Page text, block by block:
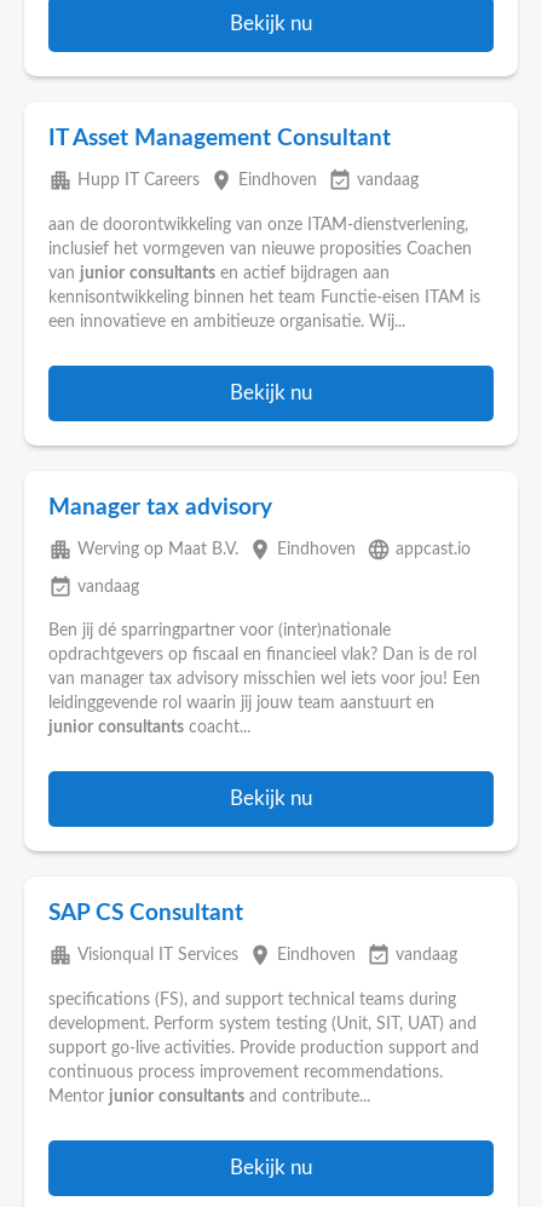
Bekijk nu
IT Asset Management Consultant
apartment Hupp IT Careers place Eindhoven event_available vandaag
aan de doorontwikkeling van onze ITAM-dienstverlening,
inclusief het vormgeven van nieuwe proposities Coachen
van junior consultants en actief bijdragen aan
kennisontwikkeling binnen het team Functie-eisen ITAM is
een innovatieve en ambitieuze organisatie. Wij...
Bekijk nu
Manager tax advisory
apartment Werving op Maat B.V. place Eindhoven language appcast.io
event_available vandaag
Ben jij dé sparringpartner voor (inter)nationale
opdrachtgevers op fiscaal en financieel vlak? Dan is de rol
van manager tax advisory misschien wel iets voor jou! Een
leidinggevende rol waarin jij jouw team aanstuurt en
junior consultants coacht...
Bekijk nu
SAP CS Consultant
apartment Visionqual IT Services place Eindhoven event_available vandaag
specifications (FS), and support technical teams during
development. Perform system testing (Unit, SIT, UAT) and
support go-live activities. Provide production support and
continuous process improvement recommendations.
Mentor junior consultants and contribute...
Bekijk nu